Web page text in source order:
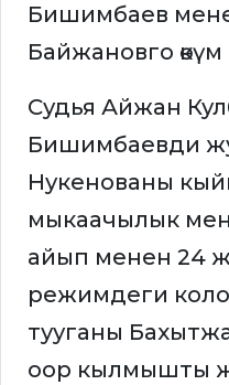
Бишимбаев
Байжановго
Судья Айжан
Бишимбаевди
Нукенованы
мыкаачылык
айып менен 24
режимдеги
тууганы
оор кылмышты